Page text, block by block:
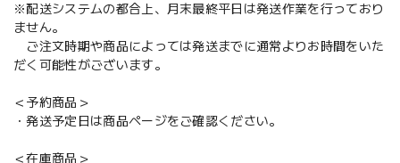
※配送システムの都合上、月末最終平日は発送作業を行っており
ません。
ご注文時期や商品によっては発送までに通常よりお時間をいた
だく可能性がございます。
＜予約商品＞
・発送予定日は商品ページをご確認ください。
＜在庫商品＞